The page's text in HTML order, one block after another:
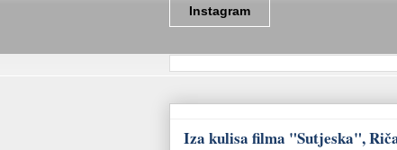
Instagram
Iza kulisa filma "Sutjeska",